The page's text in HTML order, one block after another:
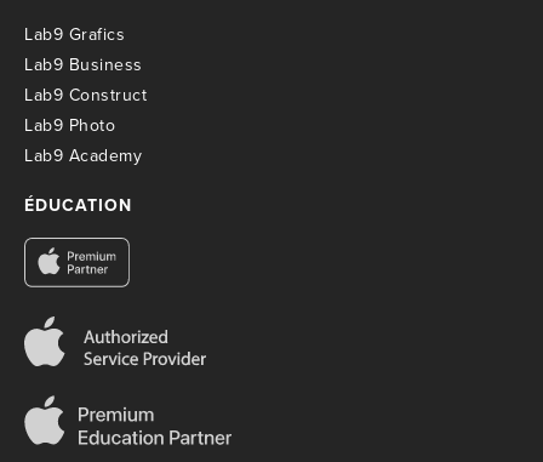
Lab9 Grafics
Lab9 Business
Lab9 Construct
Lab9 Photo
Lab9 Academy
ÉDUCATION